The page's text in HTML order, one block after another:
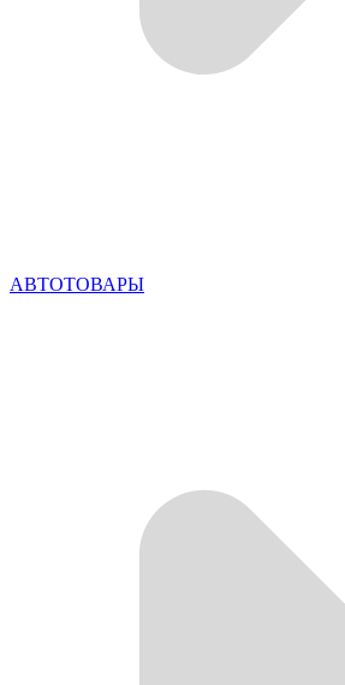
АВТОТОВАРЫ